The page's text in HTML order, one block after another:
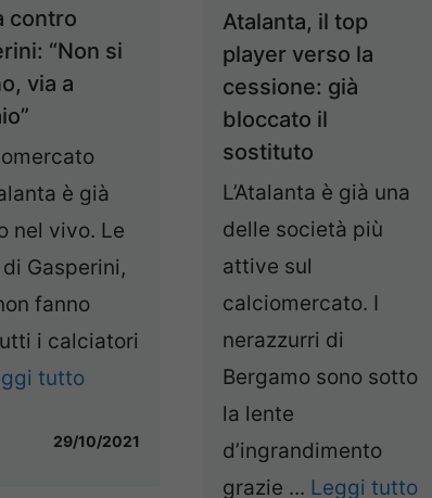
contro
“Non si
via a
è già
nel vivo. Le
Gasperini,
fanno
i calciatori
tutto
29/10/2021
Atalanta, il top
player verso la
cessione: già
bloccato il
sostituto
L’Atalanta è già una
delle società più
attive sul
calciomercato. I
nerazzurri di
Bergamo sono sotto
la lente
d’ingrandimento
grazie ... Leggi tutto